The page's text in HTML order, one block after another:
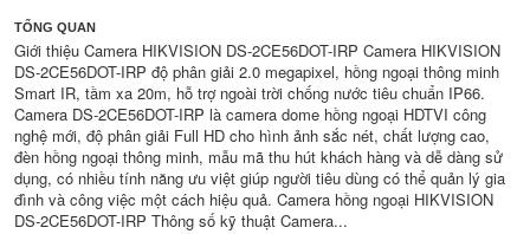
TỔNG QUAN
Giới thiệu Camera HIKVISION DS-2CE56DOT-IRP Camera HIKVISION
DS-2CE56DOT-IRP độ phân giải 2.0 megapixel, hồng ngoại thông minh
Smart IR, tầm xa 20m, hỗ trợ ngoài trời chống nước tiêu chuẩn IP66.
Camera DS-2CE56DOT-IRP là camera dome hồng ngoại HDTVI công
nghệ mới, độ phân giải Full HD cho hình ảnh sắc nét, chất lượng cao,
đèn hồng ngoại thông minh, mẫu mã thu hút khách hàng và dễ dàng sử
dụng, có nhiều tính năng ưu việt giúp người tiêu dùng có thể quản lý gia
đình và công việc một cách hiệu quả. Camera hồng ngoại HIKVISION
DS-2CE56DOT-IRP Thông số kỹ thuật Camera...